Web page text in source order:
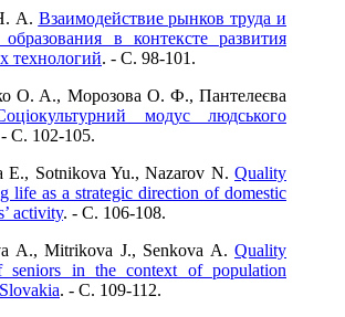
А. Взаимодействие рынков труда и
в контексте развития
технологий. - C. 98-101.
O. A., Морозова О. Ф., Пантелеєва
модус людського
C. 102-105.
E., Sotnikova Yu., Nazarov N. Quality
life as a strategic direction of domestic
activity. - C. 106-108.
A., Mitrikova J., Senkova A. Quality
in the context of population
. - C. 109-112.